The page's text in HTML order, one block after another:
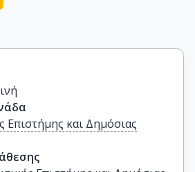
Επιστήμης και Δημόσιας